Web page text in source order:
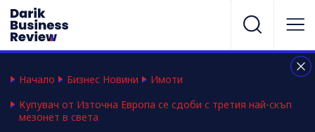
Начало Бизнес Новини
Имоти
Купувач от Източна Европа се сдоби с третия най-скъп
мезонет в света